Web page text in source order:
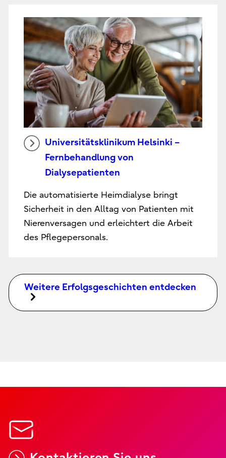
Universitätsklinikum Helsinki –
Fernbehandlung von
Dialysepatienten
Die automatisierte Heimdialyse bringt
Sicherheit in den Alltag von Patienten mit
Nierenversagen und erleichtert die Arbeit
des Pflegepersonals.
Weitere Erfolgsgeschichten entdecken